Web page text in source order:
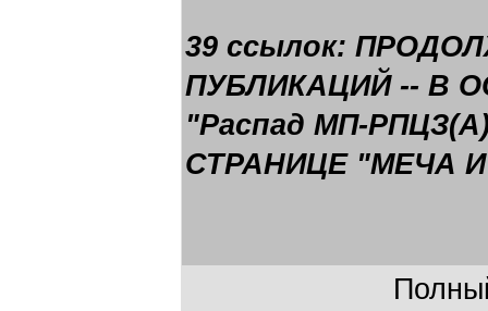
39 ссылок:
ПУБЛИКАЦИЙ -- В
"Распад МП-
СТРАНИЦЕ "МЕЧА И